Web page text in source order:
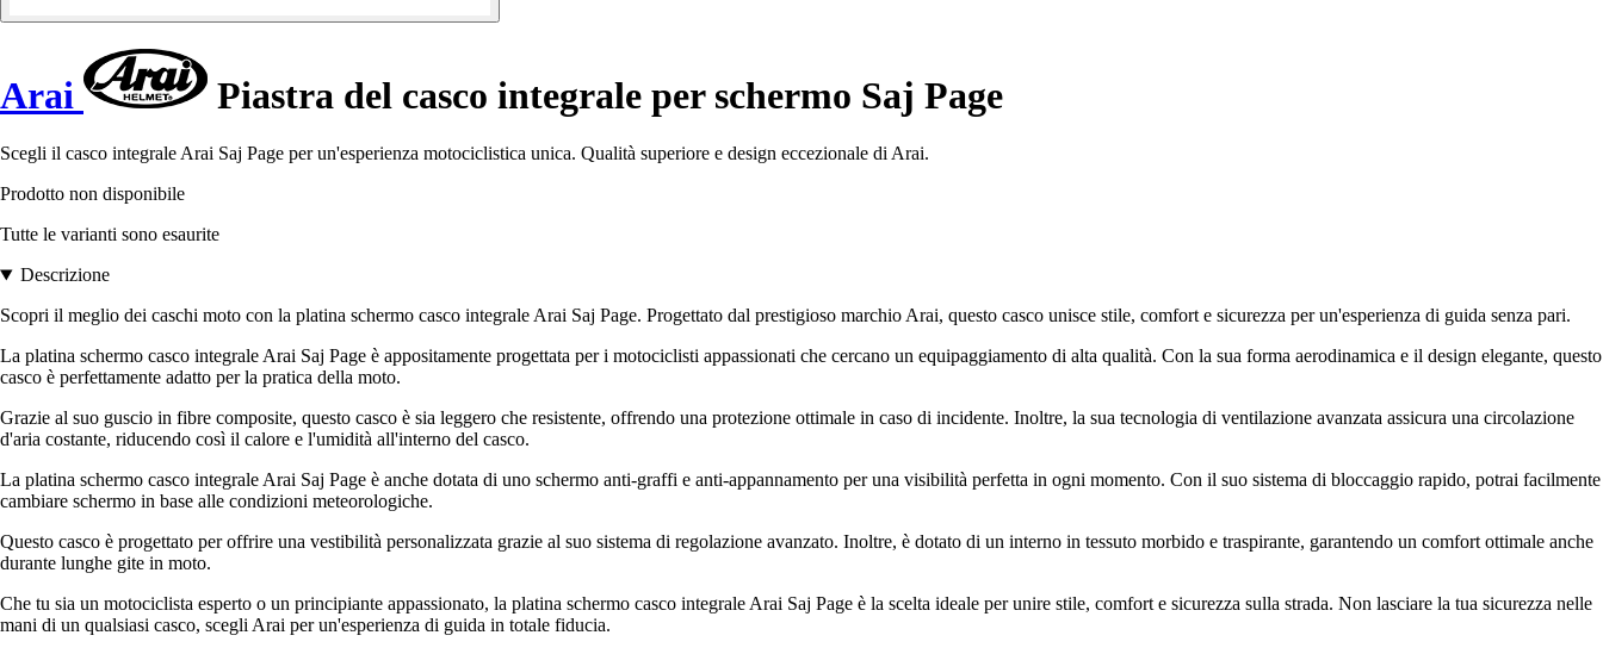
Arai Piastra del casco integrale per schermo Saj Page
Scegli il casco integrale Arai Saj Page per un'esperienza motociclistica unica. Qualità superiore e design eccezionale di Arai.
Prodotto non disponibile
Tutte le varianti sono esaurite
Descrizione
Scopri il meglio dei caschi moto con la platina schermo casco integrale Arai Saj Page. Progettato dal prestigioso marchio Arai, questo casco unisce stile, comfort e sicurezza per un'esperienza di guida senza pari.
La platina schermo casco integrale Arai Saj Page è appositamente progettata per i motociclisti appassionati che cercano un equipaggiamento di alta qualità. Con la sua forma aerodinamica e il design elegante, questo
casco è perfettamente adatto per la pratica della moto.
Grazie al suo guscio in fibre composite, questo casco è sia leggero che resistente, offrendo una protezione ottimale in caso di incidente. Inoltre, la sua tecnologia di ventilazione avanzata assicura una circolazione
d'aria costante, riducendo così il calore e l'umidità all'interno del casco.
La platina schermo casco integrale Arai Saj Page è anche dotata di uno schermo anti-graffi e anti-appannamento per una visibilità perfetta in ogni momento. Con il suo sistema di bloccaggio rapido, potrai facilmente
cambiare schermo in base alle condizioni meteorologiche.
Questo casco è progettato per offrire una vestibilità personalizzata grazie al suo sistema di regolazione avanzato. Inoltre, è dotato di un interno in tessuto morbido e traspirante, garantendo un comfort ottimale anche
durante lunghe gite in moto.
Che tu sia un motociclista esperto o un principiante appassionato, la platina schermo casco integrale Arai Saj Page è la scelta ideale per unire stile, comfort e sicurezza sulla strada. Non lasciare la tua sicurezza nelle
mani di un qualsiasi casco, scegli Arai per un'esperienza di guida in totale fiducia.